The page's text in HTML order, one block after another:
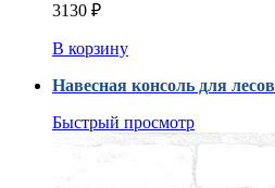
3130 ₽
В корзину
Навесная консоль для лесов
Быстрый просмотр